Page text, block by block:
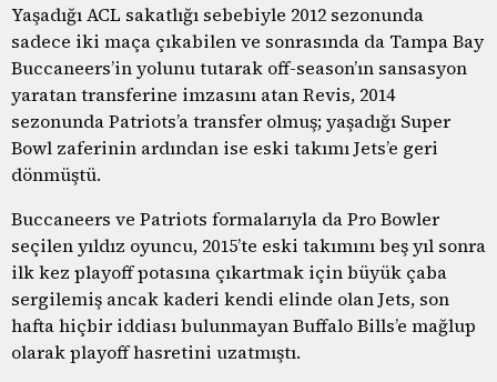
Yaşadığı ACL sakatlığı sebebiyle 2012 sezonunda
sadece iki maça çıkabilen ve sonrasında da Tampa Bay
Buccaneers’in yolunu tutarak off-season’ın sansasyon
yaratan transferine imzasını atan Revis, 2014
sezonunda Patriots’a transfer olmuş; yaşadığı Super
Bowl zaferinin ardından ise eski takımı Jets’e geri
dönmüştü.
Buccaneers ve Patriots formalarıyla da Pro Bowler
seçilen yıldız oyuncu, 2015’te eski takımını beş yıl sonra
ilk kez playoff potasına çıkartmak için büyük çaba
sergilemiş ancak kaderi kendi elinde olan Jets, son
hafta hiçbir iddiası bulunmayan Buffalo Bills’e mağlup
olarak playoff hasretini uzatmıştı.